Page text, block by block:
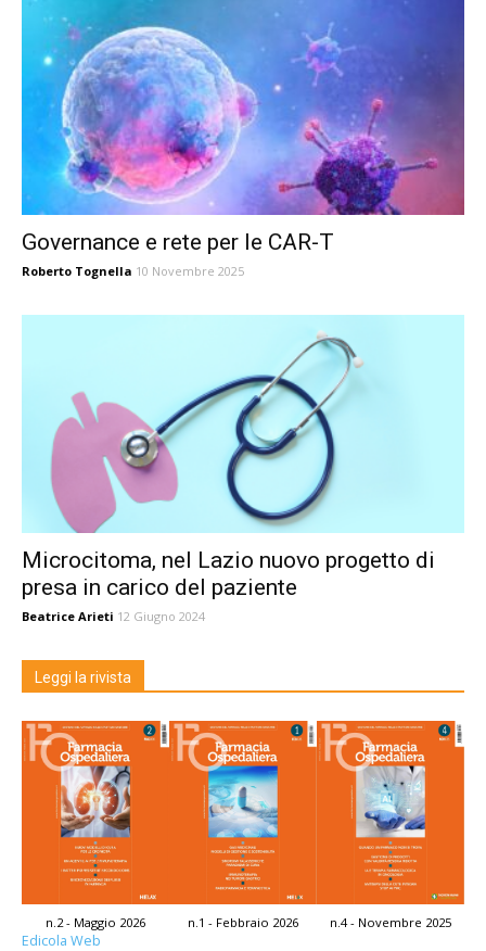
Governance e rete per le CAR-T
Roberto Tognella 10 Novembre 2025
Microcitoma, nel Lazio nuovo progetto di
presa in carico del paziente
Beatrice Arieti 12 Giugno 2024
Leggi la rivista
n.2 - Maggio 2026 n.1 - Febbraio 2026 n.4 - Novembre 2025
Edicola Web